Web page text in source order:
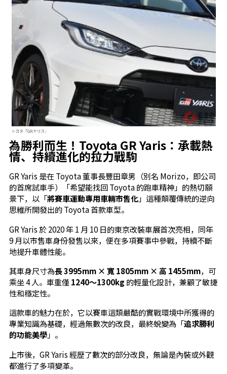
為勝利而生！Toyota GR Yaris：承載熱
情、持續進化的拉力戰駒
GR Yaris 是在 Toyota 董事長豐田章男（別名 Morizo，即公司
的首席試車手）「希望能找回 Toyota 的跑車精神」的熱切願
景下，以「將賽車運動專用車輛市售化」這種顛覆傳統的逆向
思維所開發出的 Toyota 首款車型。
GR Yaris 於 2020 年 1 月 10 日的東京改裝車展首次亮相，同年
9 月以市售車身份發售以來，便在多項賽事中參戰，持續不斷
地提升車體性能。
其車身尺寸為長 3995mm × 寬 1805mm × 高 1455mm，可
乘坐 4 人。車重僅 1240～1300kg 的輕量化設計，兼顧了敏捷
性和穩定性。
這款車的魅力在於，它以賽車這類嚴酷的實戰環境中所獲得的
專業知識為基礎，經過無數次的改良，最終蛻變為「追求勝利
的功能美學」。
上市後，GR Yaris 經歷了數次的部分改良，無論是內裝或外觀
都進行了多項變革。